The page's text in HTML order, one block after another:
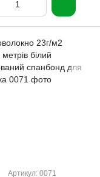
Артикул: 0071